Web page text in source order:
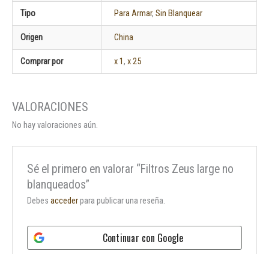
Tipo Para Armar, Sin Blanquear
Origen China
Comprar por x 1, x 25
No hay valoraciones aún.
Sé el primero en valorar “Filtros Zeus large no
blanqueados”
Debesaccederpara publicar una reseña.
Continuar con Google